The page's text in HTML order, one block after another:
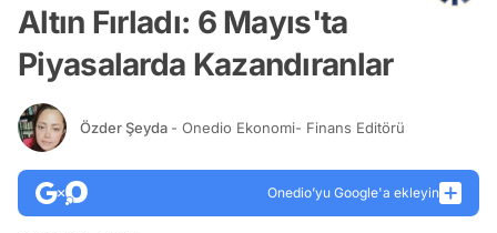
Altın Fırladı: 6 Mayıs'ta
Piyasalarda Kazandıranlar
Özder Şeyda - Onedio Ekonomi- Finans Editörü
Onedio’yu Google'a ekleyin